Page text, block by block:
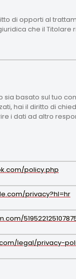
di opporti al
che il Titolare
sia basato sul tuo
hai il diritto di
i dati ad altro
policy.php
privacy?hl=hr
legal/privacy-